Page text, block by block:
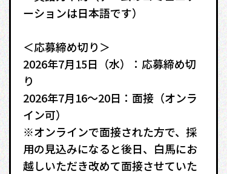
ーションは日本語です）
＜応募締め切り＞
2026年7月15日（水）：応募締め切
り
2026年7月16〜20日：面接（オンラ
イン可）
※オンラインで面接された方で、採
用の見込みになると後日、白馬にお
越しいただき改めて面接させていた